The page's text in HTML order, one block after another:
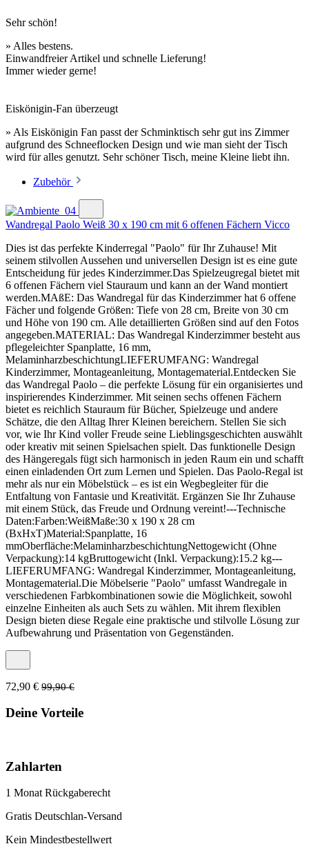
Sehr schön!
» Alles bestens.
Einwandfreier Artikel und schnelle Lieferung!
Immer wieder gerne!
Eiskönigin-Fan überzeugt
» Als Eiskönigin Fan passt der Schminktisch sehr gut ins Zimmer
aufgrund des Schneeflocken Design und wie man sieht der Tisch
wird für alles genutzt. Sehr schöner Tisch, meine Kleine liebt ihn.
Zubehör
Wandregal Paolo Weiß 30 x 190 cm mit 6 offenen Fächern Vicco
Dies ist das perfekte Kinderregal "Paolo" für Ihr Zuhause! Mit
seinem stilvollen Aussehen und universellen Design ist es eine gute
Entscheidung für jedes Kinderzimmer.Das Spielzeugregal bietet mit
6 offenen Fächern viel Stauraum und kann an der Wand montiert
werden.MAßE: Das Wandregal für das Kinderzimmer hat 6 offene
Fächer und folgende Größen: Tiefe von 28 cm, Breite von 30 cm
und Höhe von 190 cm. Alle detaillierten Größen sind auf den Fotos
angegeben.MATERIAL: Das Wandregal Kinderzimmer besteht aus
pflegeleichter Spanplatte, 16 mm,
MelaminharzbeschichtungLIEFERUMFANG: Wandregal
Kinderzimmer, Montageanleitung, Montagematerial.Entdecken Sie
das Wandregal Paolo – die perfekte Lösung für ein organisiertes und
inspirierendes Kinderzimmer. Mit seinen sechs offenen Fächern
bietet es reichlich Stauraum für Bücher, Spielzeuge und andere
Schätze, die den Alltag Ihrer Kleinen bereichern. Stellen Sie sich
vor, wie Ihr Kind voller Freude seine Lieblingsgeschichten auswählt
oder kreativ mit seinen Spielsachen spielt. Das funktionelle Design
des Hängeregals fügt sich harmonisch in jeden Raum ein und schafft
einen einladenden Ort zum Lernen und Spielen. Das Paolo-Regal ist
mehr als nur ein Möbelstück – es ist ein Wegbegleiter für die
Entfaltung von Fantasie und Kreativität. Ergänzen Sie Ihr Zuhause
mit einem Stück, das Freude und Ordnung vereint!---Technische
Daten:Farben:WeißMaße:30 x 190 x 28 cm
(BxHxT)Material:Spanplatte, 16
mmOberfläche:MelaminharzbeschichtungNettogewicht (Ohne
Verpackung):14 kgBruttogewicht (Inkl. Verpackung):15.2 kg---
LIEFERUMFANG: Wandregal Kinderzimmer, Montageanleitung,
Montagematerial.Die Möbelserie "Paolo" umfasst Wandregale in
verschiedenen Farbkombinationen sowie die Möglichkeit, sowohl
einzelne Einheiten als auch Sets zu wählen. Mit ihrem flexiblen
Design bieten diese Regale eine praktische und stilvolle Lösung zur
Aufbewahrung und Präsentation von Gegenständen.
72,90 € 99,90 €
Deine Vorteile
Zahlarten
1 Monat Rückgaberecht
Gratis Deutschlan-Versand
Kein Mindestbestellwert